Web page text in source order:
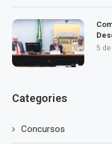
5
Categories
Concursos